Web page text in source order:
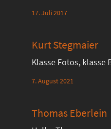
17. Juli 2017
Kurt Stegmaier
Klasse Fotos,
7. August 2021
Thomas Eberlein